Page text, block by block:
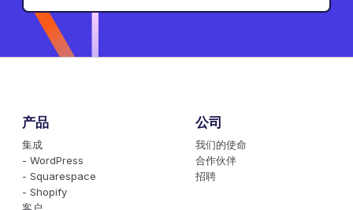
产品
集成
- WordPress
- Squarespace
- Shopify
客户
公司
我们的使命
合作伙伴
招聘